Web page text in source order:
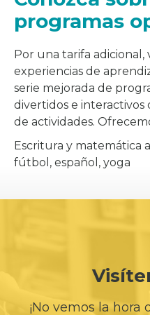
programas
Por una tarifa adicional,
experiencias de
serie mejorada de
divertidos e
de actividades.
Escritura y matemática
fútbol, español, yoga
¡No vemos la hora